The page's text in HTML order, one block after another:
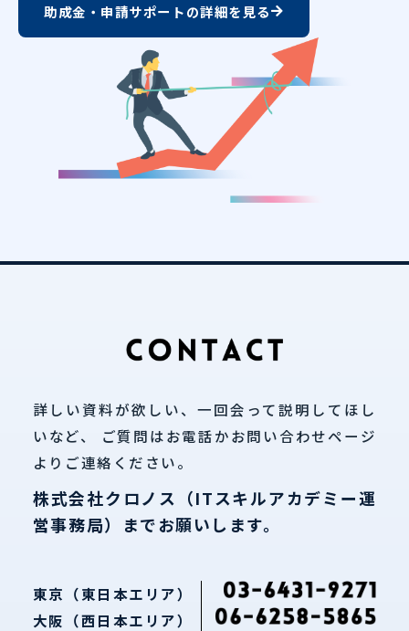
助成金・申請サポートの詳細を見る
詳しい資料が欲しい、一回会って説明してほし
いなど、
ご質問はお電話かお問い合わせページ
よりご連絡ください。
株式会社クロノス（ITスキルアカデミー運
営事務局）までお願いします。
東京（東日本エリア）
大阪（西日本エリア）